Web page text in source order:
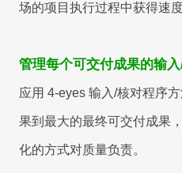
场的项目执行过程中获得速度
管理每个可交付成果的输
应用 4-eyes 输入/核对程序
果到最大的最终可交付成果
化的方式对质量负责。